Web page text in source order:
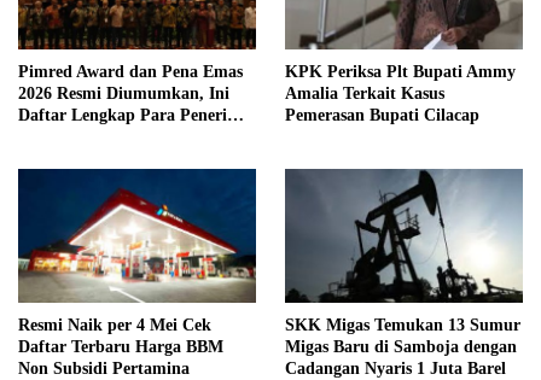
Pimred Award dan Pena Emas
2026 Resmi Diumumkan, Ini
Daftar Lengkap Para Penerima
KPK Periksa Plt Bupati Ammy
Amalia Terkait Kasus
Pemerasan Bupati Cilacap
Resmi Naik per 4 Mei Cek
Daftar Terbaru Harga BBM
Non Subsidi Pertamina
SKK Migas Temukan 13 Sumur
Migas Baru di Samboja dengan
Cadangan Nyaris 1 Juta Barel